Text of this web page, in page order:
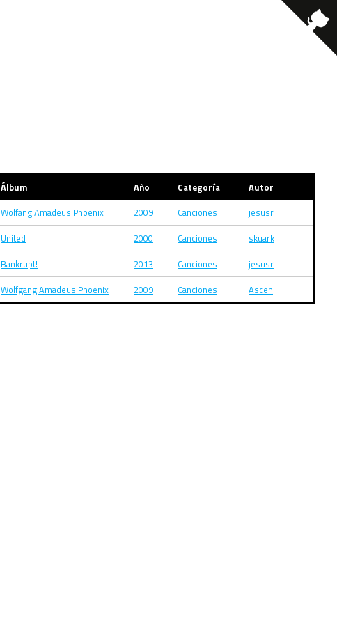
Álbum Año Categoría
Autor
Wolfang Amadeus Phoenix 2009 Canciones
jesusr
United 2000 Canciones
skuark
Bankrupt! 2013 Canciones
jesusr
Wolfgang Amadeus Phoenix 2009 Canciones Ascen